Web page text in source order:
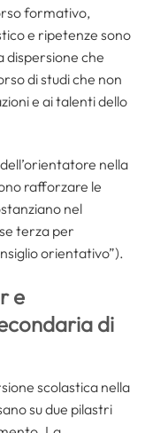
formativo,
e ripetenze sono
che
di studi che non
e ai talenti dello
nella
rafforzare le
nel
terza per
orientativo”).
e
di
scolastica nella
su due pilastri